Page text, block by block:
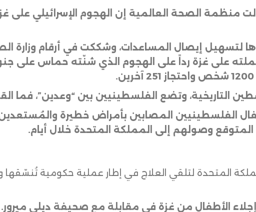
منظمة الصحة العالمية إن الهجوم الإسرائيلي على
لتسهيل إيصال المساعدات، وشككت في أرقام وزارة
.
التاريخية، وتضع الفلسطينيين بين “وعدين”، فما
الفلسطينيين المصابين بأمراض خطيرة
المتوقع وصولهم إلى المملكة المتحدة خلال أيام.
المتحدة لتلقي العلاج في إطار عملية حكومية تُنسّقها
إجلاء الأطفال من غزة في مقابلة مع صحيفة ديلي ميرور.